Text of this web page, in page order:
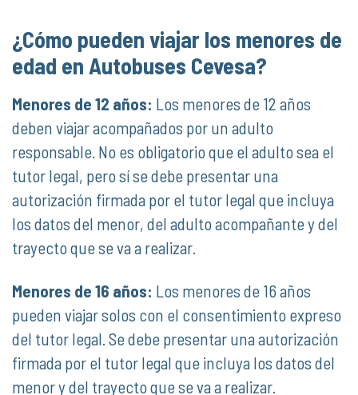
¿Cómo pueden viajar los menores de
edad en Autobuses Cevesa?
Menores de 12 años: Los menores de 12 años
deben viajar acompañados por un adulto
responsable. No es obligatorio que el adulto sea el
tutor legal, pero sí se debe presentar una
autorización firmada por el tutor legal que incluya
los datos del menor, del adulto acompañante y del
trayecto que se va a realizar.
Menores de 16 años: Los menores de 16 años
pueden viajar solos con el consentimiento expreso
del tutor legal. Se debe presentar una autorización
firmada por el tutor legal que incluya los datos del
menor y del trayecto que se va a realizar.